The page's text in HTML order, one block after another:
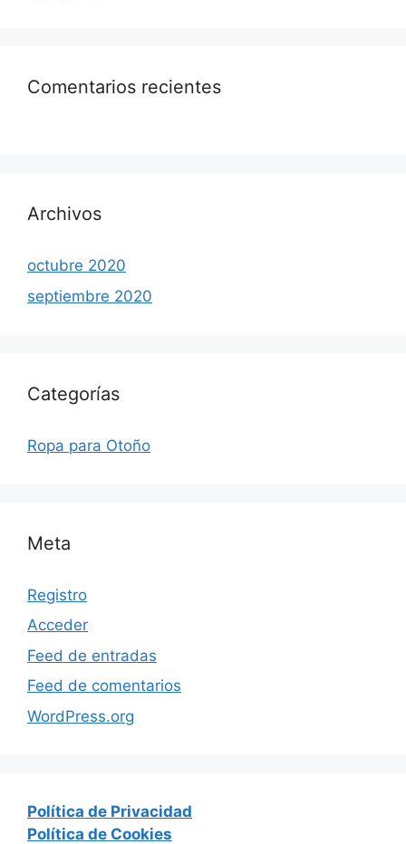
Comentarios recientes
Archivos
octubre 2020
septiembre 2020
Categorías
Ropa para Otoño
Meta
Registro
Acceder
Feed de entradas
Feed de comentarios
WordPress.org
Política de Privacidad
Política de Cookies